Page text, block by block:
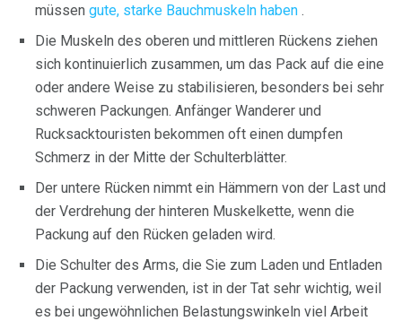
müssen gute, starke Bauchmuskeln haben .
Die Muskeln des oberen und mittleren Rückens ziehen
sich kontinuierlich zusammen, um das Pack auf die eine
oder andere Weise zu stabilisieren, besonders bei sehr
schweren Packungen. Anfänger Wanderer und
Rucksacktouristen bekommen oft einen dumpfen
Schmerz in der Mitte der Schulterblätter.
Der untere Rücken nimmt ein Hämmern von der Last und
der Verdrehung der hinteren Muskelkette, wenn die
Packung auf den Rücken geladen wird.
Die Schulter des Arms, die Sie zum Laden und Entladen
der Packung verwenden, ist in der Tat sehr wichtig, weil
es bei ungewöhnlichen Belastungswinkeln viel Arbeit